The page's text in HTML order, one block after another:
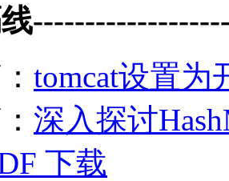
tomcat设置为
深入探讨
下载